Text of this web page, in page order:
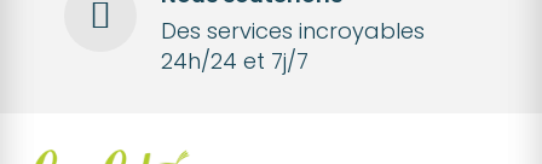
Des services incroyables
24h/24 et 7j/7